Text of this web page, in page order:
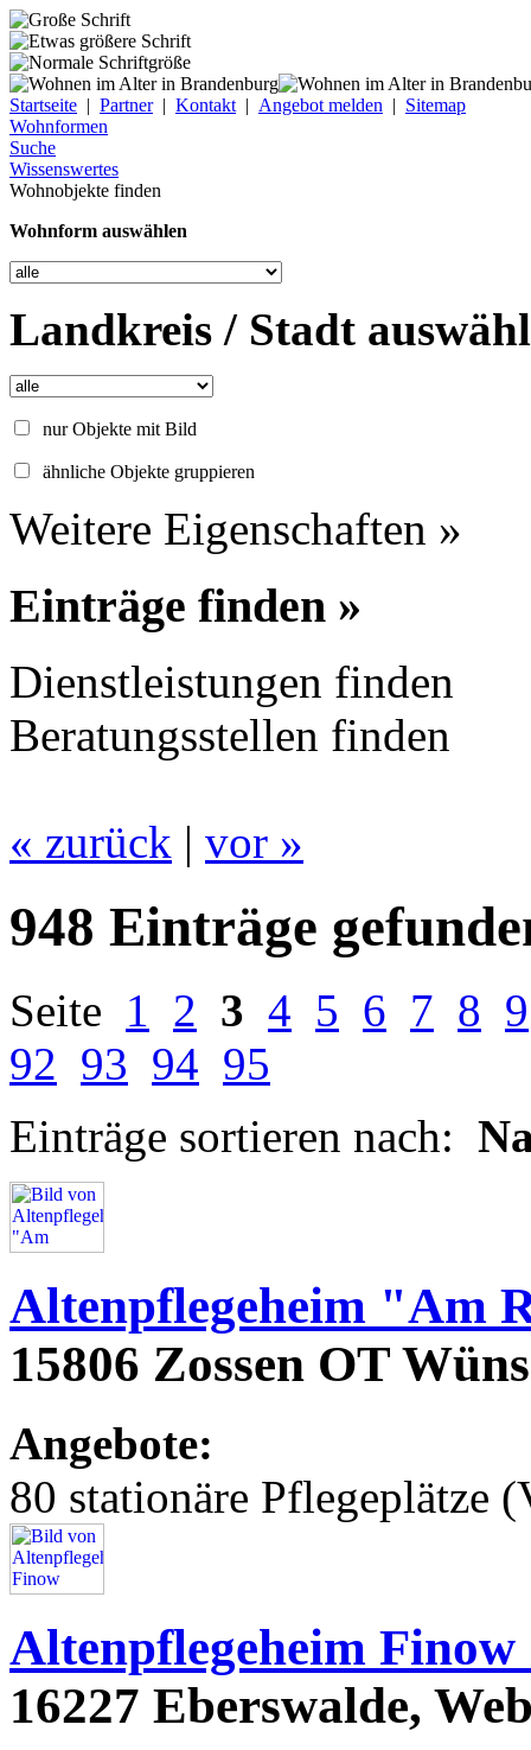
Startseite | Partner| Kontakt | Angebot melden | Sitemap
Wohnformen
Suche
Wissenswertes
Wohnobjekte finden
Wohnform auswählen
Landkreis / Stadt
nur Objekte mit Bild
ähnliche Objekte gruppieren
Weitere Eigenschaften »
Einträge finden »
Dienstleistungen finden
Beratungsstellen finden
« zurück | vor »
948 Einträge
Seite 1 2 3 4 5 6 7 8 9
92 93 94 95
Einträge sortieren nach:
Altenpflegeheim "Am
15806 Zossen OT
Angebote:
80 stationäre Pflegeplätze
Altenpflegeheim
16227 Eberswalde,